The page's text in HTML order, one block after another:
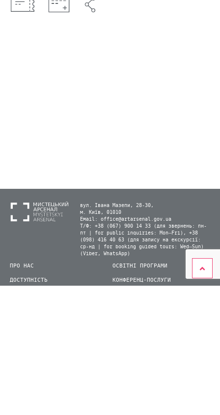
вул. Івана Мазепи, 28-30,
м. Київ, 01010
Email: office@artarsenal.gov.ua
Т/Ф: +38 (067) 900 14 33 (для звернень: пн-
пт | for public inquiries: Mon–Fri), +38
(098) 416 40 63 (для запису на екскурсії:
ср-нд | for booking guided tours: Wed–Sun)
(Viber, WhatsApp)
ПРО НАС
ДОСТУПНІСТЬ
ОСВІТНІ ПРОГРАМИ
КОНФЕРЕНЦ-ПОСЛУГИ